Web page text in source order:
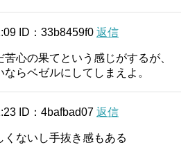
ID：33b8459f0 返信
心の果てという感じがするが、
ならベゼルにしてしまえよ。
ID：4bafbad07 返信
くないし手抜き感もある